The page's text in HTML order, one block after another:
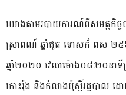
យោងតាមរបាយការណ៍ពីសមត្ថកិច្ច
ស្រាពណ៍ ឆ្នាំជូត ទេាសក័ ពស ២៥
ឆ្នាំ២០២០ វេលាម៉ោង០៨:២០នាទី
កោះរ៉ុង និងកំលាងប៉ុស្តិ៍រដ្ឋបាល ដ